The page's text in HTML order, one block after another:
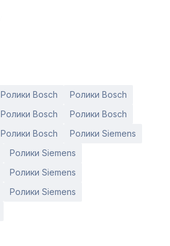
Ролики Bosch
Ролики Bosch
Ролики Bosch
Ролики Bosch
Ролики Bosch
Ролики Siemens
Ролики Siemens
Ролики Siemens
Ролики Siemens